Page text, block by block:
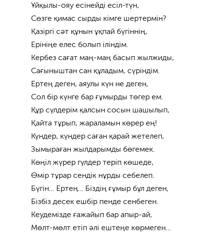
Ұйқылы-ояу есінейді есіл-түн,
Сөзге қимас сырды кімге шертермін?
Қазіргі сәт құнын ұқпай бүгіннің,
Ерініңе елес болып іліндім.
Кербез сағат маң-маң басып жылжиды,
Сағыныштан сан құладым, сүріндім.
Ертең деген, аяулы күн не деген,
Сол бір күнге бар ғұмырды төгер ем.
Құр сүлдерім қалсын сосын шашылып,
Қайта тұрып, жараламын көрер ең!
Күндер, күндер саған қарай жетелеп,
Зымыраған жылдарымды бөгемек.
Көңіл жүрер гүлдер теріп көшеде,
Өмір тұрар сендік нұрды себелеп.
Бүгін… Ертең… Біздің ғұмыр бұл деген,
Бізбіз десек ешбір пенде сенбеген.
Кеудемізде ғажайып бар апыр-ай,
Мөлт-мөлт етіп әлі ештеңе көрмеген…